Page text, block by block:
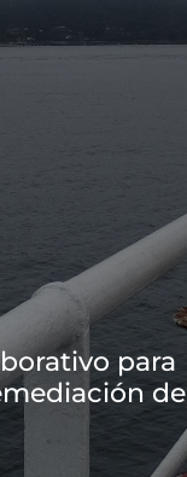
para
de